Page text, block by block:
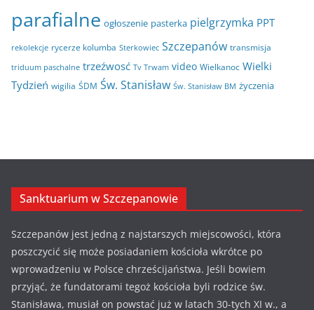
parafialne ogłoszenie pasterka pielgrzymka PPT
rekolekcje rycerze kolumba Sterkowiec Szczepanów transmisja
triduum paschalne trzeźwosć Tv Trwam video Wielkanoc Wielki
Tydzień wigilia ŚDM Św. Stanisław Św. Stanisław BM życzenia
Sanktuarium w Szczepanowie
Szczepanów jest jedną z najstarszych miejscowości, która
poszczycić się może posiadaniem kościoła wkrótce po
wprowadzeniu w Polsce chrześcijaństwa. Jeśli bowiem
przyjąć, że fundatorami tegoż kościoła byli rodzice św.
Stanisława, musiał on powstać już w latach 30-tych XI w., a